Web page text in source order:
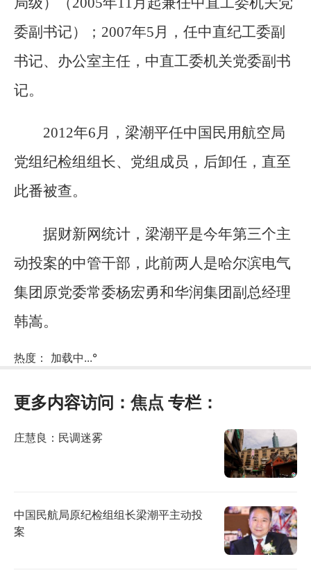
委副书记）；2007年5月，任中直纪工委副
书记、办公室主任，中直工委机关党委副书
记。
2012年6月，梁潮平任中国民用航空局
党组纪检组组长、党组成员，后卸任，直至
此番被查。
据财新网统计，梁潮平是今年第三个主
动投案的中管干部，此前两人是哈尔滨电气
集团原党委常委杨宏勇和华润集团副总经理
韩嵩。
热度： 加载中...°
更多内容访问： 焦点 专栏：
庄慧良：民调迷雾
中国民航局原纪检组组长梁潮平主动投
案